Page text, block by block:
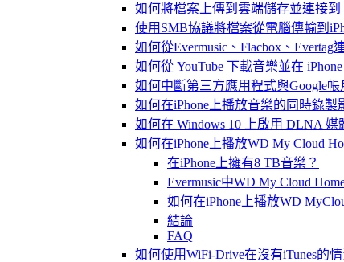
如何將檔案上傳到雲端儲存並連接到
使用SMB協議將檔案從電腦傳輸到
如何從Evermusic、Flacbox、
如何從 YouTube 下載音樂並在
如何中斷第三方應用程式與Google帳
如何在iPhone上播放音樂的同時錄製
如何在 Windows 10 上啟用 DLNA
如何在iPhone上播放WD My Cloud
在iPhone上擁有8 TB音樂？
Evermusic中WD My Cloud
如何在iPhone上播放WD
結論
FAQ
如何使用WiFi-Drive在沒有iTunes的